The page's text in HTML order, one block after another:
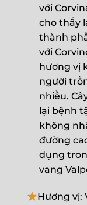
với
cho thấy
thành
với
hương vị
người
nhiều.
lại bệnh
không
đường
dụng
vang
Hương vị: